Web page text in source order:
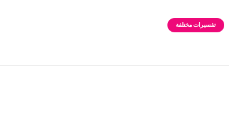
تفسيرات مختلفة